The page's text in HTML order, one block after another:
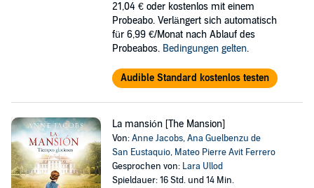
21,04 € oder kostenlos mit einem
Probeabo. Verlängert sich automatisch
für 6,99 €/Monat nach Ablauf des
Probeabos. Bedingungen gelten.
Audible Standard kostenlos testen
La mansión [The Mansion]
Von:Anne Jacobs,Ana Guelbenzu de
San Eustaquio, Mateo Pierre Avit Ferrero
Gesprochen von: Lara Ullod
Spieldauer: 16 Std. und 14 Min.